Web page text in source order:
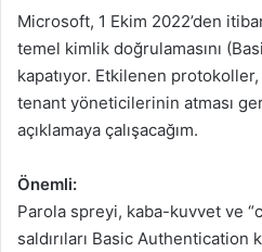
göndermek
Microsoft, 1 Ekim 2022’den
temel kimlik doğrulamasını
kapatıyor. Etkilenen
tenant yöneticilerinin atması
açıklamaya çalışacağım.
Önemli:
Parola spreyi, kaba-kuvvet ve
saldırıları Basic Authentication